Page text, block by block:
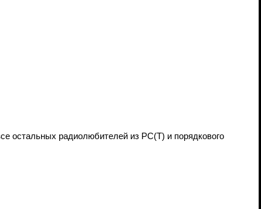
остальных радиолюбителей из РС(Т) и порядкового